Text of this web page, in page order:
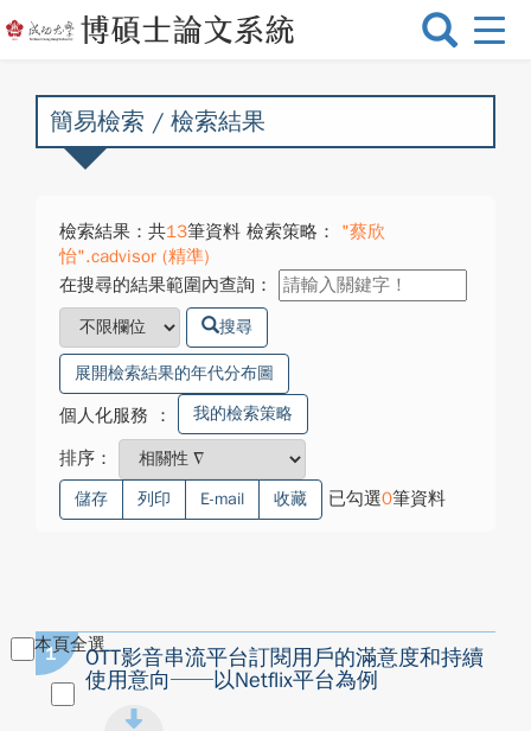
選
換
簡易檢索 / 檢索結果
檢索結果：共13筆資料 檢索策略：
"蔡欣
怡".cadvisor (精準)
在搜尋的結果範圍內查詢：
搜尋
展開檢索結果的年代分布圖
個人化服務 ： 我的檢索策略
排序：
儲存 列印 E-mail 收藏 已勾選0筆資料
本頁全選
1
OTT影音串流平台訂閱用戶的滿意度和持續
使用意向──以Netflix平台為例